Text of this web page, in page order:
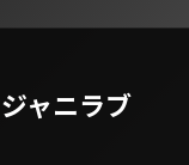
ャニラブ